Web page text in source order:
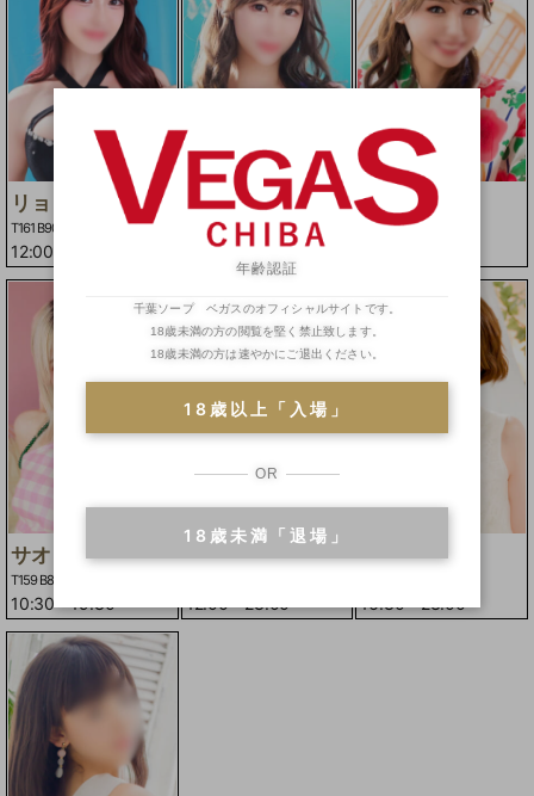
リョウ
T161 B90(G)W53H82
12:00
ネイロ
T163 B90(F)W57H86
12:00 - 22:00
サリ
T160 B85(D)W57H86
サオリ
T159 B84(C)W56H86
10:30-19:30
フウカ
12:00-23:00
シンディー
16:30-23:00
年齢認証
千葉ソープ ベガスのオフィシャルサイトです。
18歳未満の方の閲覧を堅く禁止致します。
18歳未満の方は速やかにご退出ください。
18歳以上「入場」
OR
18歳未満「退場」